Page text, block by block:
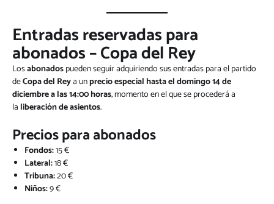
Entradas reservadas para
abonados – Copa del Rey
Losabonadospueden seguir adquiriendo sus entradas para el partido
deCopa del Reya unprecio especial hasta el domingo 14 de
diciembre a las 14:00 horas, momento en el que se procederá a
la liberación de asientos.
Precios para abonados
Fondos:15 €
Lateral:18 €
Tribuna:20 €
Niños:9 €